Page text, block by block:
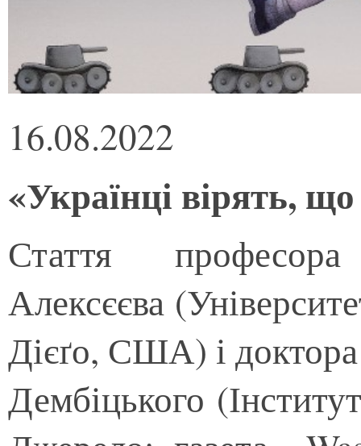
16.08.2022
«Українці вірять,
Стаття
Алексєєва
Дієґо, США) і доктора
Дембіцького